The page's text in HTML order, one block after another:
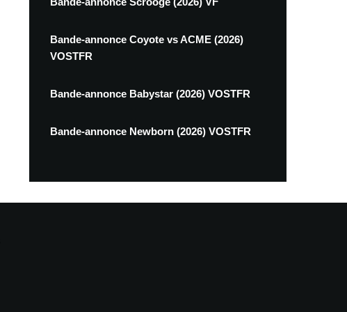
Bande-annonce Coyote vs ACME (2026)
VOSTFR
Bande-annonce Babystar (2026) VOSTFR
Bande-annonce Newborn (2026) VOSTFR